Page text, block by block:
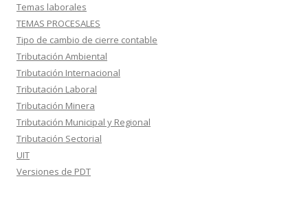
Temas laborales
TEMAS PROCESALES
Tipo de cambio de cierre contable
Tributación Ambiental
Tributación Internacional
Tributación Laboral
Tributación Minera
Tributación Municipal y Regional
Tributación Sectorial
UIT
Versiones de PDT